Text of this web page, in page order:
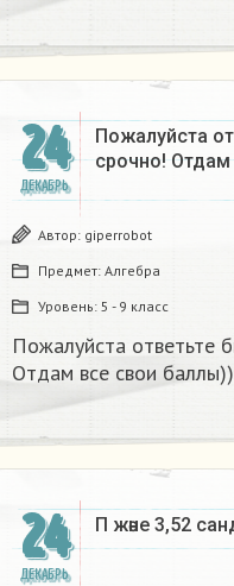
24
ДЕКАБРЬ
Пожалуйста
срочно!
Автор: giperrobot
Предмет: Алгебра
Уровень: 5 - 9 класс
Пожалуйста ответьте
Отдам все свои баллы))
24
ДЕКАБРЬ
Π және 3,52